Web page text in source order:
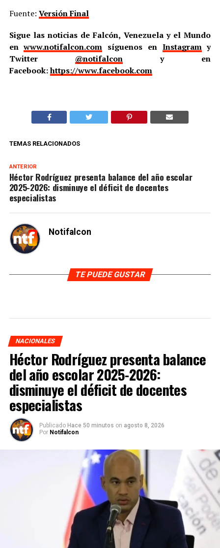
Fuente: Versión Final
Sigue las noticias de Falcón, Venezuela y el Mundo
enwww.notifalcon.com síguenos en Instagramy
Twitter @notifalcony en
Facebook:https://www.facebook.com
TEMAS RELACIONADOS
ANTERIOR
Héctor Rodríguez presenta balance del año escolar
2025-2026: disminuye el déficit de docentes
especialistas
Notifalcon
TE PUEDE GUSTAR
NACIONALES
Héctor Rodríguez presenta balance
del año escolar 2025-2026:
disminuye el déficit de docentes
especialistas
Publicado Hace 50 minutos on agosto 8, 2026
Por Notifalcon